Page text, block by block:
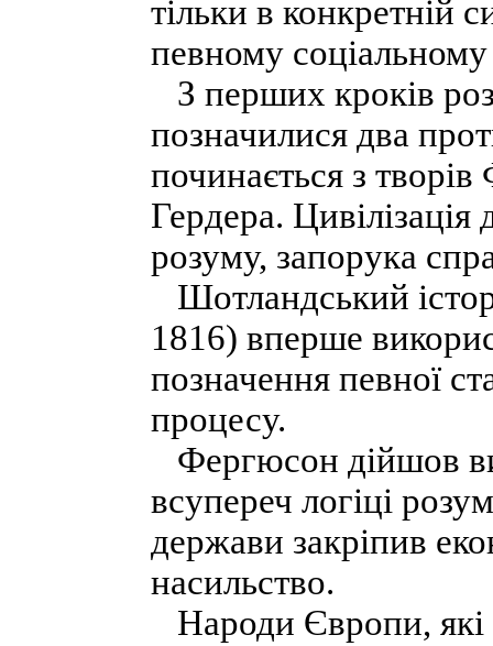
тільки в конкретній
певному соціальному
З перших кроків
позначилися два
починається з
Гердера.
розуму, запорука
Шотландський
1816) вперше
позначення певної
процесу.
Фергюсон дійшов
всупереч логіці
держави закріпив
насильство.
Народи Європи, які